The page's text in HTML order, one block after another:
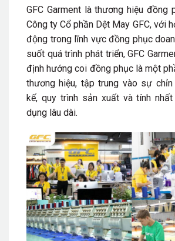
GFC Garment là thương hiệu đồng
Công ty Cổ phần Dệt May GFC, với
động trong lĩnh vực đồng phục
suốt quá trình phát triển, GFC
định hướng coi đồng phục là một
thương hiệu, tập trung vào sự
kế, quy trình sản xuất và tính
dụng lâu dài.